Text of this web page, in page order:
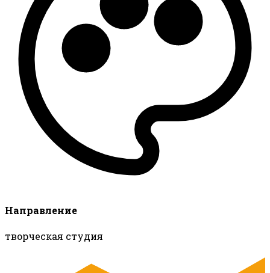
Направление
творческая студия